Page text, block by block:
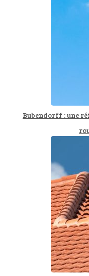
Bubendorff : une